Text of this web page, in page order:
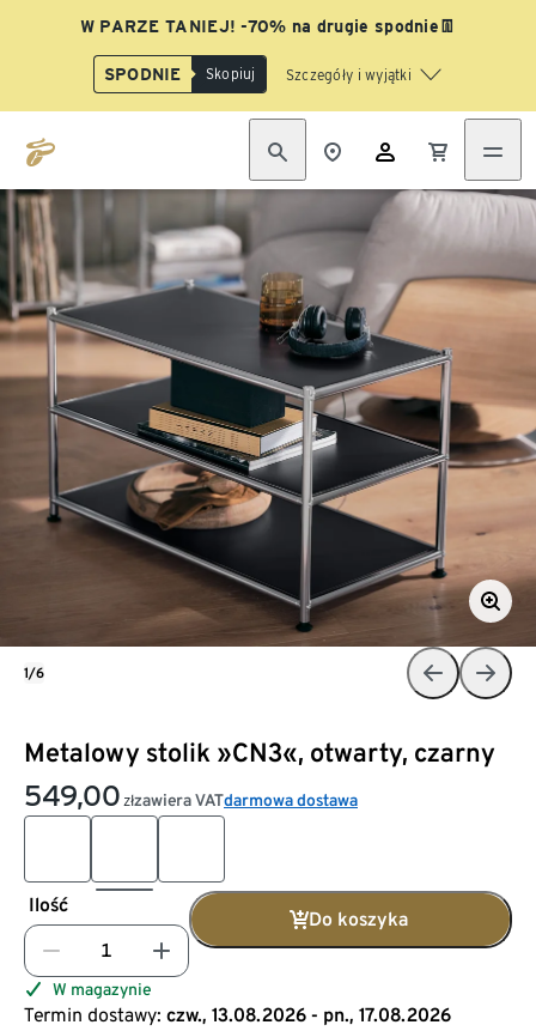
W PARZE TANIEJ! -70% na drugie spodnie👖
SPODNIE Skopiuj Szczegóły i wyjątki
Metalowy stolik »CN3«, otwarty, czarny
549,00 złzawiera VATdarmowa dostawa
Ilość
Do koszyka
W magazynie
Termin dostawy: czw., 13.08.2026 - pn., 17.08.2026
1/6